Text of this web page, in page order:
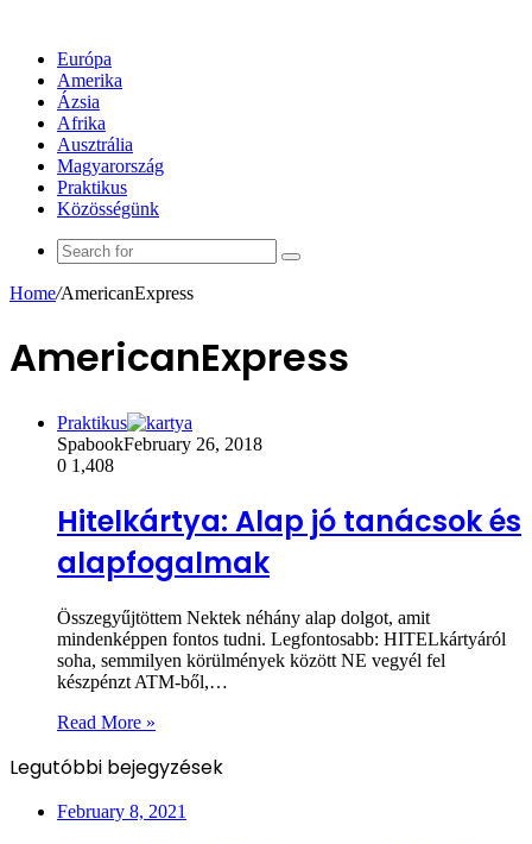
Európa
Amerika
Ázsia
Afrika
Ausztrália
Magyarország
Praktikus
Közösségünk
Search
Home/AmericanExpress
AmericanExpress
Praktikus
SpabookFebruary 26, 2018
0 1,408
Hitelkártya: Alap jó tanácsok és
alapfogalmak
Összegyűjtöttem Nektek néhány alap dolgot, amit
mindenképpen fontos tudni. Legfontosabb: HITELkártyáról
soha, semmilyen körülmények között NE vegyél fel
készpénzt ATM-ből,…
Read More »
Legutóbbi bejegyzések
February 8, 2021